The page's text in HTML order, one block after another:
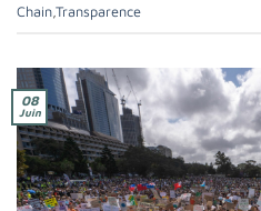
Chain,Transparence
08
Juin